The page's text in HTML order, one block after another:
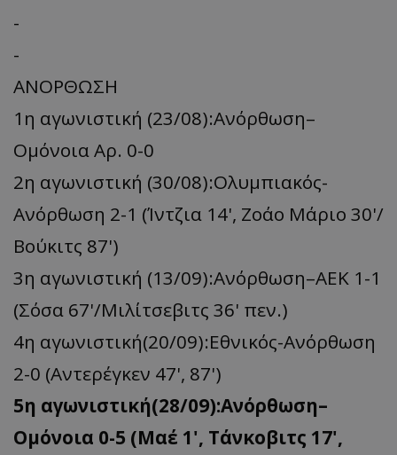
-
-
ΑΝΟΡΘΩΣΗ
1η αγωνιστική (23/08):Ανόρθωση–
Ομόνοια Αρ. 0-0
2η αγωνιστική (30/08):Ολυμπιακός-
Ανόρθωση 2-1 (Ίντζια 14', Ζοάο Μάριο 30'/
Βούκιτς 87')
3η αγωνιστική (13/09):Ανόρθωση–ΑΕΚ 1-1
(Σόσα 67'/Μιλίτσεβιτς 36' πεν.)
4η αγωνιστική(20/09):Εθνικός-Ανόρθωση
2-0 (Αντερέγκεν 47', 87')
5η αγωνιστική(28/09):Ανόρθωση–
Ομόνοια 0-5 (Mαέ 1', Τάνκοβιτς 17',